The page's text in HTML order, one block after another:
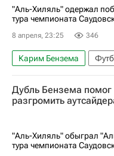
Леброн Джеймс
"Аль-Хиляль" одержал
тура чемпионата
8 апреля, 23:25 346
Карим Бензема
Аль-Хиляль (Эр-Рияд)
Дубль Бензема
разгромить
"Аль-Хиляль" обыграл
тура чемпионата